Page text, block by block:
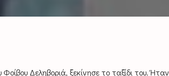
Δεληβοριά, ξεκίνησε το ταξίδι του. Ήταν